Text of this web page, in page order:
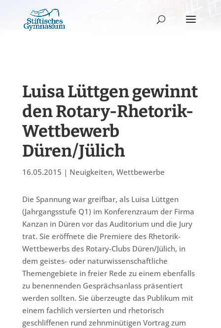
Luisa Lüttgen gewinnt
den Rotary-Rhetorik-
Wettbewerb
Düren/Jülich
16.05.2015 | Neuigkeiten, Wettbewerbe
Die Spannung war greifbar, als Luisa Lüttgen
(Jahrgangsstufe Q1) im Konferenzraum der Firma
Kanzan in Düren vor das Auditorium und die Jury
trat. Sie eröffnete die Premiere des Rhetorik-
Wettbewerbs des Rotary-Clubs Düren/Jülich, in
dem geistes- oder naturwissenschaftliche
Themengebiete in freier Rede zu einem ebenfalls
zu benennenden Gesprächsanlass präsentiert
werden sollten. Sie überzeugte das Publikum mit
einem fachlich versierten und rhetorisch
geschliffenen rund zehnminütigen Vortrag zum